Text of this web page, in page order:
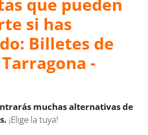
si has
Billetes de
-
muchas alternativas de
¡Elige la tuya!